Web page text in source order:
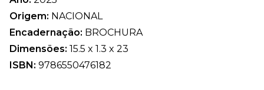
Origem: NACIONAL
Encadernação: BROCHURA
Dimensões: 15.5 x 1.3 x 23
ISBN: 9786550476182